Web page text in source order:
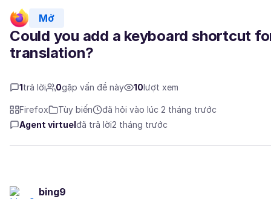
Mở
Could you add a keyboard shortcut
translation?
1trả lời 0gặp vấn đề này 10lượt xem
Firefox Tùy biến
đã hỏi vào lúc 2 tháng trước
Agent virtuelđã trả lời2 tháng trước
bing9